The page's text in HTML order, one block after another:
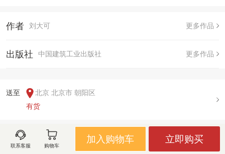
作者 刘大可 更多作品
出版社 中国建筑工业出版社 更多作品
送至
北京 北京市 朝阳区
有货
用户评论(
联系客服 购物车
加入购物车 立即购买